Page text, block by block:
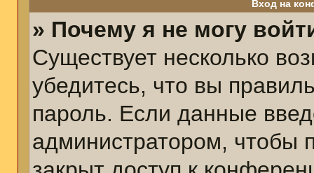
Вход на
» Почему я не могу
Существует несколько
убедитесь, что вы
пароль. Если данные
администратором, чтобы